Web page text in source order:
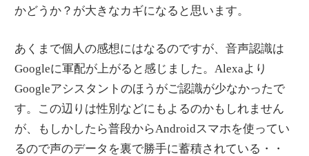
かどうか？が大きなカギになると思います。
あくまで個人の感想にはなるのですが、音声認識は
Googleに軍配が上がると感じました。Alexaより
Googleアシスタントのほうがご認識が少なかったで
す。この辺りは性別などにもよるのかもしれません
が、もしかしたら普段からAndroidスマホを使ってい
るので声のデータを裏で勝手に蓄積されている・・